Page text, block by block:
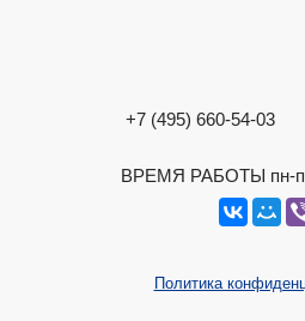
+7 (495) 660-54-03
ВРЕМЯ РАБОТЫ пн-
Политика